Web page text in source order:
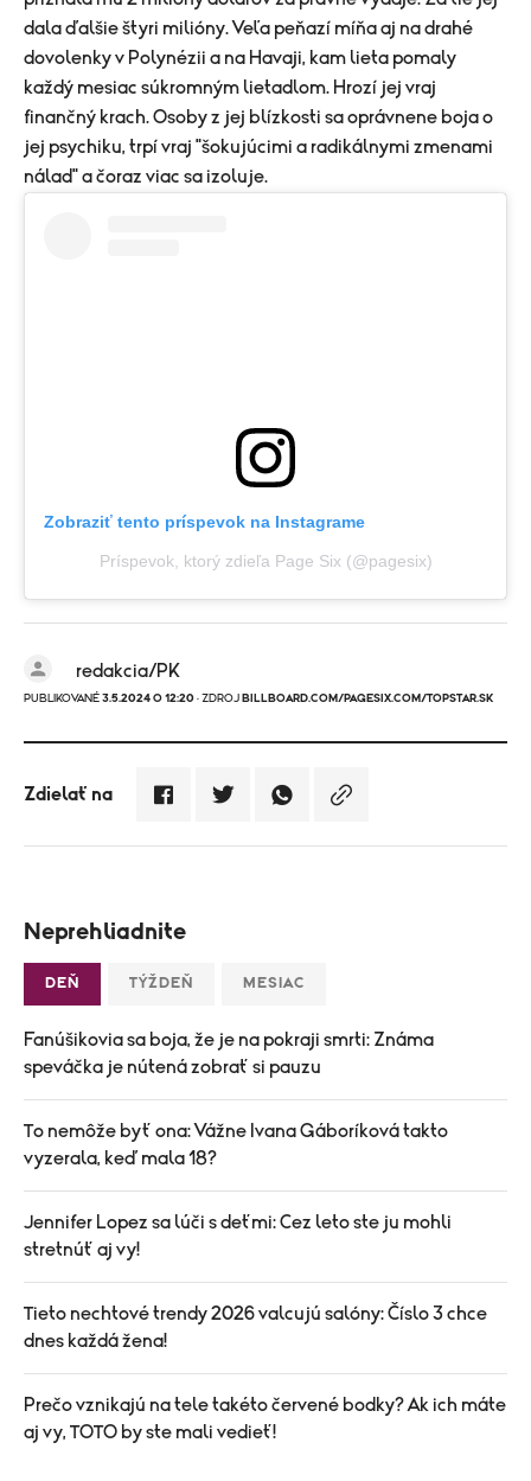
dala ďalšie štyri milióny. Veľa peňazí míňa aj na drahé
dovolenky v Polynézii a na Havaji, kam lieta pomaly
každý mesiac súkromným lietadlom. Hrozí jej vraj
finančný krach. Osoby z jej blízkosti sa oprávnene boja o
jej psychiku, trpí vraj "šokujúcimi a radikálnymi zmenami
nálad" a čoraz viac sa izoluje.
Zobraziť tento príspevok na Instagrame
Príspevok, ktorý zdieľa Page Six (@pagesix)
redakcia/PK
PUBLIKOVANÉ 3.5.2024 O 12:20 · ZDROJ BILLBOARD.COM/PAGESIX.COM/TOPSTAR.SK
Zdielať na
Neprehliadnite
DEŇ TÝŽDEŇ MESIAC
Fanúšikovia sa boja, že je na pokraji smrti: Známa
speváčka je nútená zobrať si pauzu
To nemôže byť ona: Vážne Ivana Gáboríková takto
vyzerala, keď mala 18?
Jennifer Lopez sa lúči s deťmi: Cez leto ste ju mohli
stretnúť aj vy!
Tieto nechtové trendy 2026 valcujú salóny: Číslo 3 chce
dnes každá žena!
Prečo vznikajú na tele takéto červené bodky? Ak ich máte
aj vy, TOTO by ste mali vedieť!